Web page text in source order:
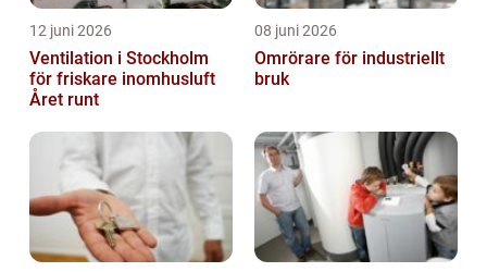
12 juni 2026
Ventilation i Stockholm
för friskare inomhusluft
Året runt
08 juni 2026
Omrörare för industriellt
bruk